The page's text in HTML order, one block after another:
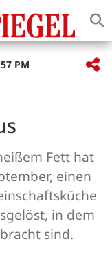
PM
Fett hat
einen
in dem
sind.